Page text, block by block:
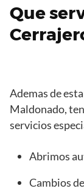
Que
Ademas de
Maldonado,
servicios
Abrimos
Cambios